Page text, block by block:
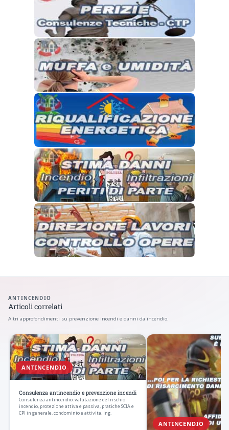
ANTINCENDIO
Articoli correlati
Altri approfondimenti su prevenzione incendi e danni da incendio.
ANTINCENDIO
Consulenza antincendio e prevenzione incendi
Consulenza antincendio: valutazione del rischio
incendio, protezione attiva e passiva, pratiche SCIA e
CPI in generale, condominio e attivita. Ing.
ANTINCENDIO